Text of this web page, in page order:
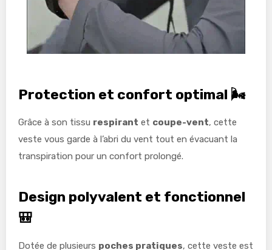
Protection et confort optimal 🌬️
Grâce à son tissu respirant et coupe-vent, cette
veste vous garde à l’abri du vent tout en évacuant la
transpiration pour un confort prolongé.
Design polyvalent et fonctionnel
🎒
Dotée de plusieurs poches pratiques, cette veste est